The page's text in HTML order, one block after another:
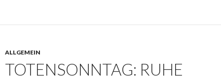
ALLGEMEIN
TOTENSONNTAG: RUHE